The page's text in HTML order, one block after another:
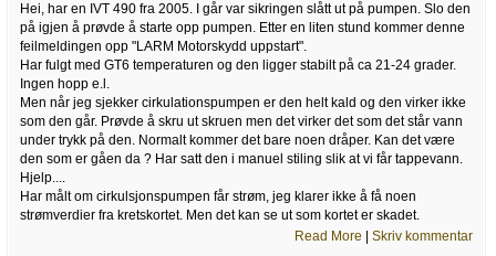
Hei, har en IVT 490 fra 2005. I går var sikringen slått ut på pumpen. Slo den
på igjen å prøvde å starte opp pumpen. Etter en liten stund kommer denne
feilmeldingen opp "LARM Motorskydd uppstart".
Har fulgt med GT6 temperaturen og den ligger stabilt på ca 21-24 grader.
Ingen hopp e.l.
Men når jeg sjekker cirkulationspumpen er den helt kald og den virker ikke
som den går. Prøvde å skru ut skruen men det virker det som det står vann
under trykk på den. Normalt kommer det bare noen dråper. Kan det være
den som er gåen da ? Har satt den i manuel stiling slik at vi får tappevann.
Hjelp....
Har målt om cirkulsjonspumpen får strøm, jeg klarer ikke å få noen
strømverdier fra kretskortet. Men det kan se ut som kortet er skadet.
Read More |Skriv kommentar